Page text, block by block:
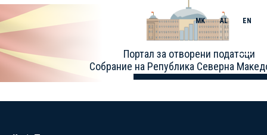
Портал за отворени податоци
Собрание на Република Северна
MK AL EN
Toggle